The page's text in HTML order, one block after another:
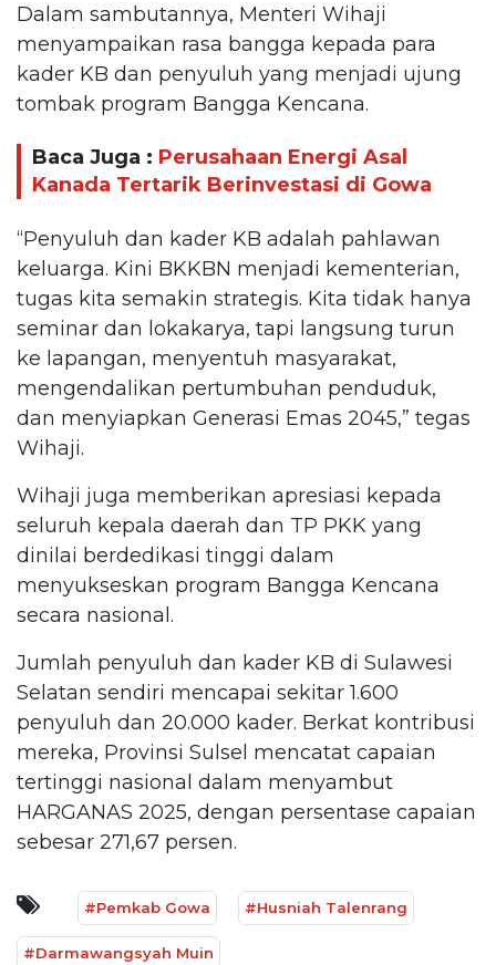
Dalam sambutannya, Menteri Wihaji
menyampaikan rasa bangga kepada para
kader KB dan penyuluh yang menjadi ujung
tombak program Bangga Kencana.
Baca Juga : Perusahaan Energi Asal
Kanada Tertarik Berinvestasi di Gowa
“Penyuluh dan kader KB adalah pahlawan
keluarga. Kini BKKBN menjadi kementerian,
tugas kita semakin strategis. Kita tidak hanya
seminar dan lokakarya, tapi langsung turun
ke lapangan, menyentuh masyarakat,
mengendalikan pertumbuhan penduduk,
dan menyiapkan Generasi Emas 2045,” tegas
Wihaji.
Wihaji juga memberikan apresiasi kepada
seluruh kepala daerah dan TP PKK yang
dinilai berdedikasi tinggi dalam
menyukseskan program Bangga Kencana
secara nasional.
Jumlah penyuluh dan kader KB di Sulawesi
Selatan sendiri mencapai sekitar 1.600
penyuluh dan 20.000 kader. Berkat kontribusi
mereka, Provinsi Sulsel mencatat capaian
tertinggi nasional dalam menyambut
HARGANAS 2025, dengan persentase capaian
sebesar 271,67 persen.
#Pemkab Gowa #Husniah Talenrang
#Darmawangsyah Muin